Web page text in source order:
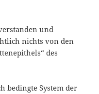
und
nichts von den
des
bedingte System der